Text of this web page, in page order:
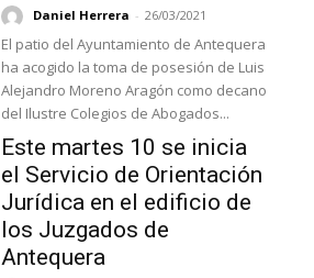
Daniel Herrera - 26/03/2021
El patio del Ayuntamiento de Antequera
ha acogido la toma de posesión de Luis
Alejandro Moreno Aragón como decano
del Ilustre Colegios de Abogados...
Este martes 10 se inicia
el Servicio de Orientación
Jurídica en el edificio de
los Juzgados de
Antequera